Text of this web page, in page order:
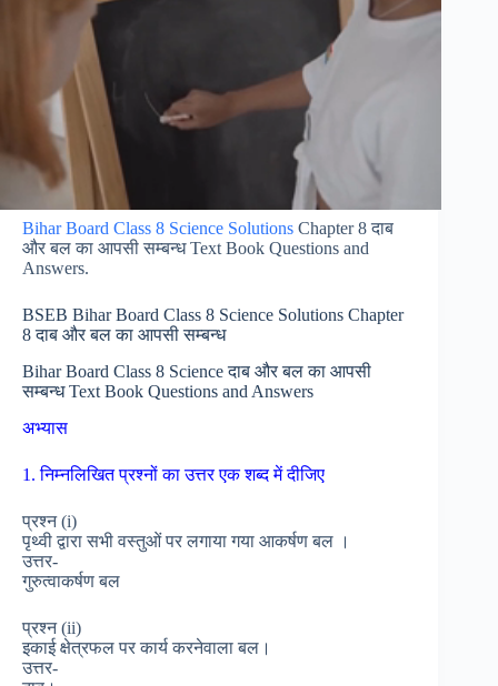
Bihar Board Class 8 Science Solutions Chapter 8 दाब
और बल का आपसी सम्बन्ध Text Book Questions and
Answers.
BSEB Bihar Board Class 8 Science Solutions Chapter
8 दाब और बल का आपसी सम्बन्ध
Bihar Board Class 8 Science दाब और बल का आपसी
सम्बन्ध Text Book Questions and Answers
अभ्यास
1. निम्नलिखित प्रश्नों का उत्तर एक शब्द में दीजिए
प्रश्न (i)
पृथ्वी द्वारा सभी वस्तुओं पर लगाया गया आकर्षण बल ।
उत्तर-
गुरुत्वाकर्षण बल
प्रश्न (ii)
इकाई क्षेत्रफल पर कार्य करनेवाला बल।
उत्तर-